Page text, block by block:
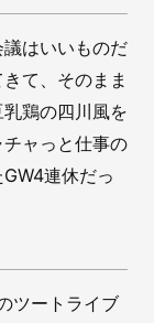
はいいものだ
て、そのまま
鶏の四川風を
ャっと仕事の
連休だっ
ツートライブ